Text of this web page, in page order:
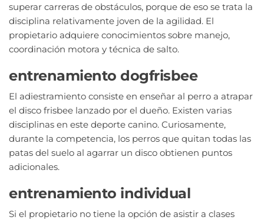
superar carreras de obstáculos, porque de eso se trata la
disciplina relativamente joven de la agilidad. El
propietario adquiere conocimientos sobre manejo,
coordinación motora y técnica de salto.
entrenamiento dogfrisbee
El adiestramiento consiste en enseñar al perro a atrapar
el disco frisbee lanzado por el dueño. Existen varias
disciplinas en este deporte canino. Curiosamente,
durante la competencia, los perros que quitan todas las
patas del suelo al agarrar un disco obtienen puntos
adicionales.
entrenamiento individual
Si el propietario no tiene la opción de asistir a clases